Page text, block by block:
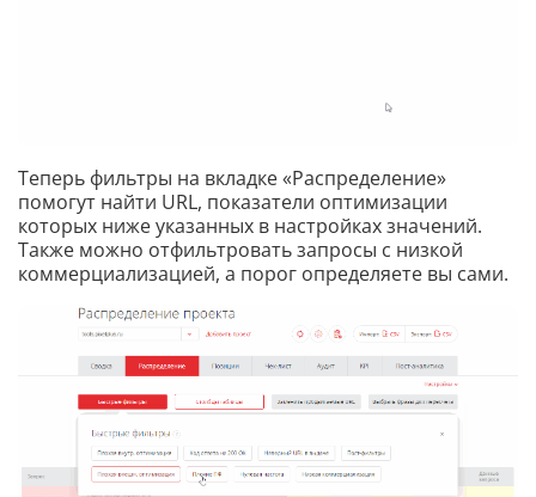
Теперь фильтры на вкладке «Распределение»
помогут найти URL, показатели оптимизации
которых ниже указанных в настройках значений.
Также можно отфильтровать запросы с низкой
коммерциализацией, а порог определяете вы сами.